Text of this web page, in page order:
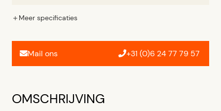
Meer specificaties
Mail ons +31 (0)6 24 77 79 57
OMSCHRIJVING